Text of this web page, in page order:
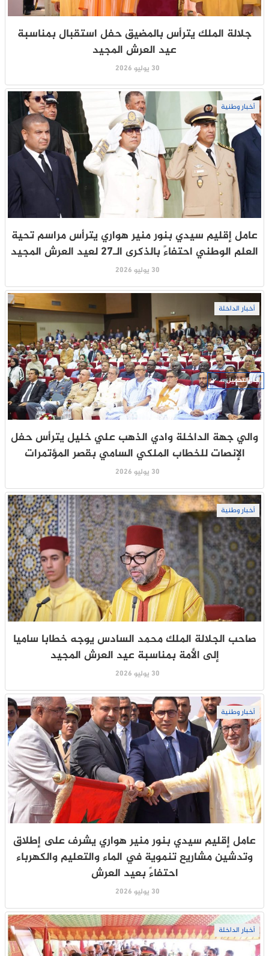
جلالة الملك يترأس بالمضيق حفل استقبال بمناسبة
عيد العرش المجيد
30 يوليو 2026
أخبار وطنية
عامل إقليم سيدي بنور منير هواري يترأس مراسم تحية
العلم الوطني احتفاءً بالذكرى الـ27 لعيد العرش المجيد
30 يوليو 2026
أخبار الداخلة
والي جهة الداخلة وادي الذهب علي خليل يترأس حفل
الإنصات للخطاب الملكي السامي بقصر المؤتمرات
30 يوليو 2026
أخبار وطنية
صاحب الجلالة الملك محمد السادس يوجه خطابا ساميا
إلى الأمة بمناسبة عيد العرش المجيد
30 يوليو 2026
أخبار وطنية
عامل إقليم سيدي بنور منير هواري يشرف على إطلاق
وتدشين مشاريع تنموية في الماء والتعليم والكهرباء
احتفاءً بعيد العرش
30 يوليو 2026
أخبار الداخلة
جار التحميل ...